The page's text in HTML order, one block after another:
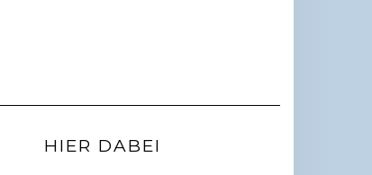
HIER DABEI